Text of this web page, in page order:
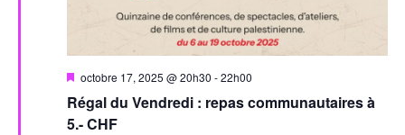
Régal du Vendredi : repas communautaires à
5.- CHF
Mis
avant
octobre 17, 2025 @ 20h30 -22h00